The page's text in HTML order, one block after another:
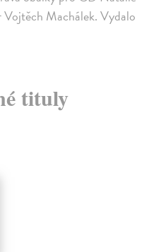
Machálek. Vydalo
tituly